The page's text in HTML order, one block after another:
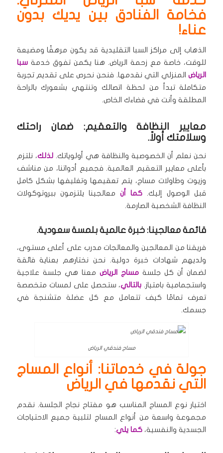
فخامة الفنادق بين يديك بدون
عناء!
الذهاب إلى مراكز السبا التقليدية قد يكون مرهقًا ومضيعة
للوقت، خاصة مع زحمة الرياض. هنا يكمن تفوق خدمةسبا
الرياضالمنزلي التي نقدمها. فنحن نحرص على تقديم تجربة
متكاملة تبدأ من لحظة اتصالك وتنتهي بشعورك بالراحة
المطلقة وأنت في فضاءك الخاص.
معايير النظافة والتعقيم: ضمان راحتك
وسلامتك أولاً.
نحن نعلم أن الخصوصية والنظافة هي أولوياتك.لذلك، نلتزم
بأعلى معايير التعقيم العالمية. فجميع أدواتنا، من مناشف
وزيوت وطاولات مساج، يتم تعقيمها وتغليفها بشكل كامل
قبل الوصول إليك. كما أن معالجينا يلتزمون ببروتوكولات
النظافة الشخصية الصارمة.
قائمة معالجينا: خبرة عالمية بلمسة سعودية.
فريقنا من المعالجين والمعالجات مدرب على أعلى مستوى،
ولديهم شهادات خبرة دولية. نحن نختارهم بعناية فائقة
لضمان أن كل جلسة مساج الرياض معنا هي جلسة علاجية
واستجمامية بامتياز. بالتالي، ستحصل على لمسات متخصصة
تعرف تمامًا كيف تتعامل مع كل عضلة متشنجة في
جسمك.
مساج فندقي الرياض
جولة في خدماتنا: أنواع المساج
التي نقدمها في الرياض
اختيار نوع المساج المناسب هو مفتاح نجاح الجلسة. نقدم
مجموعة واسعة من أنواع المساج لتلبية جميع الاحتياجات
الجسدية والنفسية، كما يلي: